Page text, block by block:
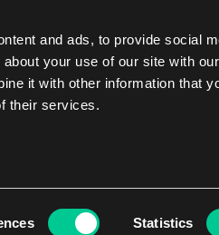
and ads, to provide social
your use of our site with
it with other information that
their services.
Statistics